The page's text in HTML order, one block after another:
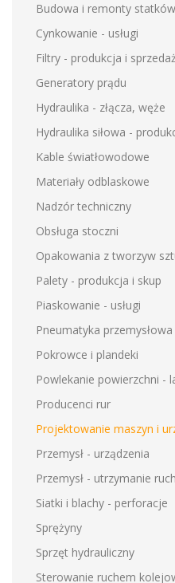
Budowa i remonty
Cynkowanie - usługi
Filtry - produkcja i sprzedaż
Generatory prądu
Hydraulika - złącza, węże
Hydraulika siłowa -
Kable światłowodowe
Materiały odblaskowe
Nadzór techniczny
Obsługa stoczni
Opakowania z tworzyw
Palety - produkcja i skup
Piaskowanie - usługi
Pneumatyka przemysłowa
Pokrowce i plandeki
Powlekanie powierzchni -
Producenci rur
Projektowanie maszyn i
Przemysł - urządzenia
Przemysł - utrzymanie
Siatki i blachy - perforacje
Sprężyny
Sprzęt hydrauliczny
Sterowanie ruchem